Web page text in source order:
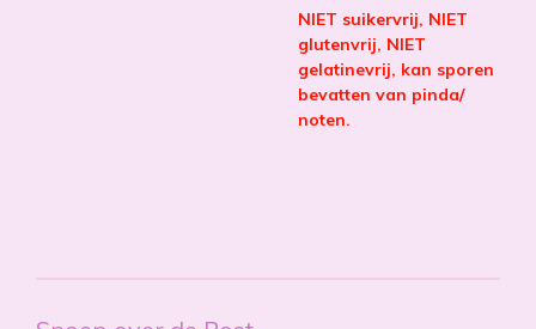
NIET suikervrij, NIET
glutenvrij, NIET
gelatinevrij, kan sporen
bevatten van pinda/
noten.